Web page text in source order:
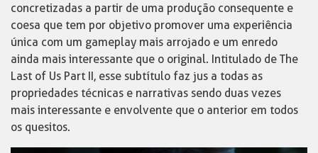
concretizadas a partir de uma produção consequente e
coesa que tem por objetivo promover uma experiência
única com um gameplay mais arrojado e um enredo
ainda mais interessante que o original. Intitulado de The
Last of Us Part II, esse subtítulo faz jus a todas as
propriedades técnicas e narrativas sendo duas vezes
mais interessante e envolvente que o anterior em todos
os quesitos.